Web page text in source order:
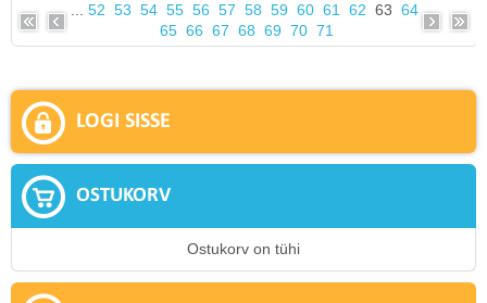
52 53 54 55 56 57 58 59 60 61 62 63 64
65 66 67 68 69 70 71
LOGI SISSE
OSTUKORV
Ostukorv on tühi